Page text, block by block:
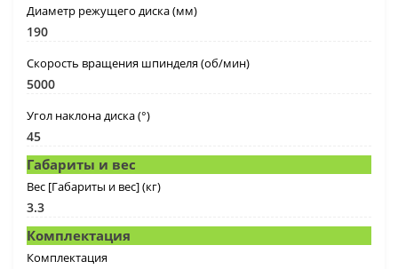
Диаметр режущего диска (мм)
190
Скорость вращения шпинделя (об/мин)
5000
Угол наклона диска (°)
45
Габариты и вес
Вес [Габариты и вес] (кг)
3.3
Комплектация
Комплектация